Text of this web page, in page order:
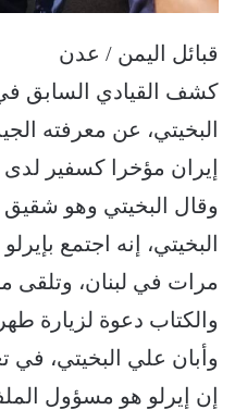
قبائل اليمن / عدن
كشف القيادي السابق
البخيتي، عن معرفته
إيران مؤخرا كسفير
وقال البخيتي وهو
البخيتي، إنه اجتمع
مرات في لبنان، وتلقى
والكتاب دعوة لزيارة طهران
وأبان علي البخيتي، في
إن إيرلو هو مسؤول